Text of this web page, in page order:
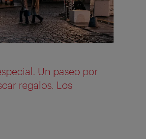
Un paseo por
regalos. Los